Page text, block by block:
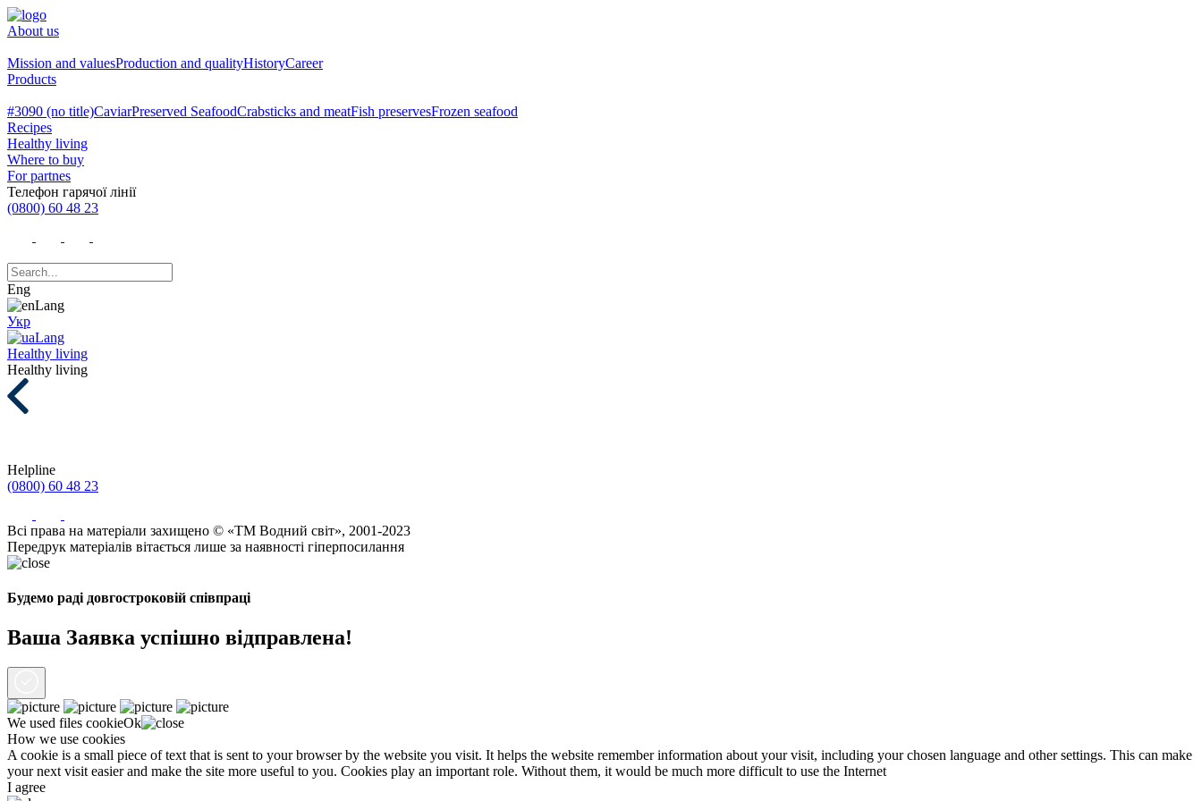
About us
Mission and valuesProduction and qualityHistoryCareer
Products
#3090 (no title)CaviarPreserved SeafoodCrabsticks and meatFish preservesFrozen seafood
Recipes
Healthy living
Where to buy
For partnes
Телефон гарячої лінії
(0800) 60 48 23
Eng
Укр
Healthy living
Healthy living
Helpline
(0800) 60 48 23
Всі права на матеріали захищено © «ТМ Водний світ», 2001-2023
Передрук матеріалів вітається лише за наявності гіперпосилання
Будемо раді довгостроковій співпраці
Ваша Заявка успішно відправлена!
We used files cookieOk
How we use cookies
A cookie is a small piece of text that is sent to your browser by the website you visit. It helps the website remember information about your visit, including your chosen language and other settings. This can make
your next visit easier and make the site more useful to you. Cookies play an important role. Without them, it would be much more difficult to use the Internet
I agree